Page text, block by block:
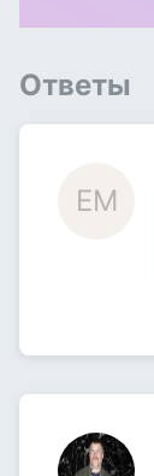
Ответы
ЕМ